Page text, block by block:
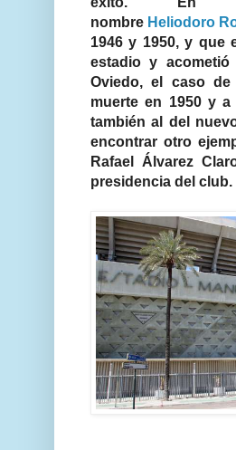
nombre Heliodoro
1946 y 1950, y que
estadio y
Oviedo, el caso
muerte en 1950 y
también al del
encontrar otro
Rafael Álvarez
presidencia del club.